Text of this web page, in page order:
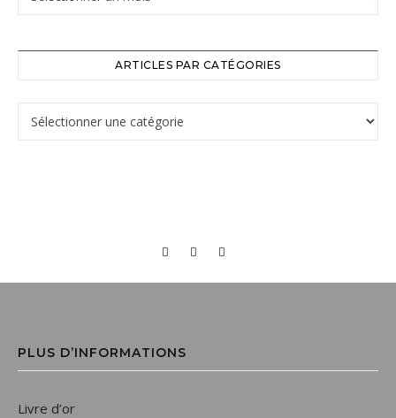
ARTICLES PAR CATÉGORIES
PLUS D’INFORMATIONS
Livre d’or